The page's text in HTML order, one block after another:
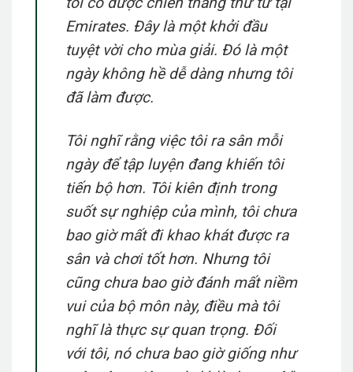
Emirates. Đây là một khởi đầu
tuyệt vời cho mùa giải. Đó là một
ngày không hề dễ dàng nhưng tôi
đã làm được.
Tôi nghĩ rằng việc tôi ra sân mỗi
ngày để tập luyện đang khiến tôi
tiến bộ hơn. Tôi kiên định trong
suốt sự nghiệp của mình, tôi chưa
bao giờ mất đi khao khát được ra
sân và chơi tốt hơn. Nhưng tôi
cũng chưa bao giờ đánh mất niềm
vui của bộ môn này, điều mà tôi
nghĩ là thực sự quan trọng. Đối
với tôi, nó chưa bao giờ giống như